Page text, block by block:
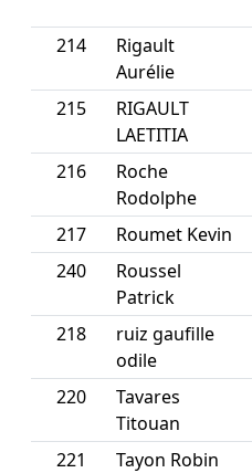
214
Rigault
Aurélie
215
RIGAULT
LAETITIA
216
Roche
Rodolphe
217 Roumet Kevin
240
Roussel
Patrick
218
ruiz gaufille
odile
220
Tavares
Titouan
221
Tayon Robin